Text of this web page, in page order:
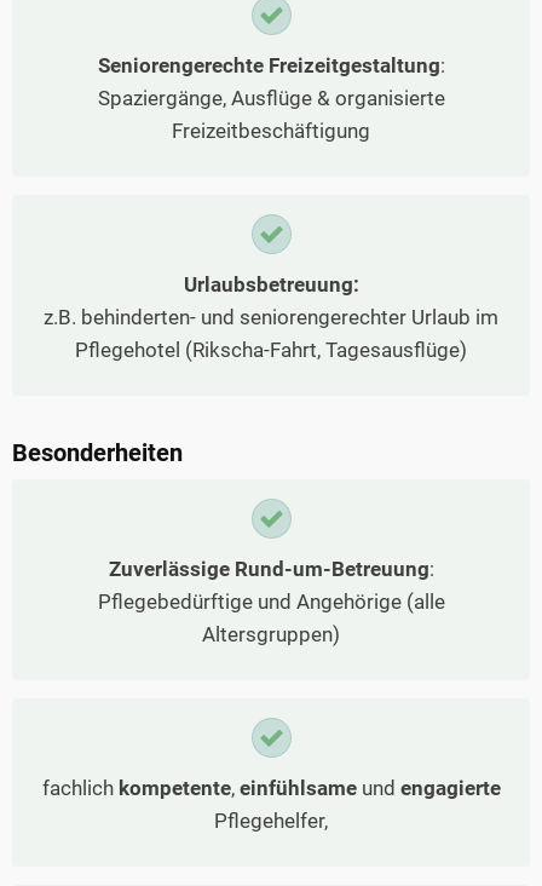
Seniorengerechte Freizeitgestaltung:
Spaziergänge, Ausflüge & organisierte
Freizeitbeschäftigung
Urlaubsbetreuung:
z.B. behinderten- und seniorengerechter Urlaub im
Pflegehotel (Rikscha-Fahrt, Tagesausflüge)
Besonderheiten
Zuverlässige Rund-um-Betreuung:
Pflegebedürftige und Angehörige (alle
Altersgruppen)
fachlich kompetente, einfühlsameund engagierte
Pflegehelfer,